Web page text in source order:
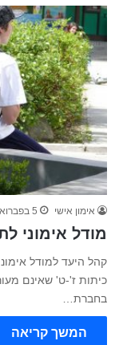
אימון אישי 5 בפברואר 2013
מודל אימוני
קהל היעד למודל
כיתות ז'-ט' שאינם
בחברת…
המשך קריאה